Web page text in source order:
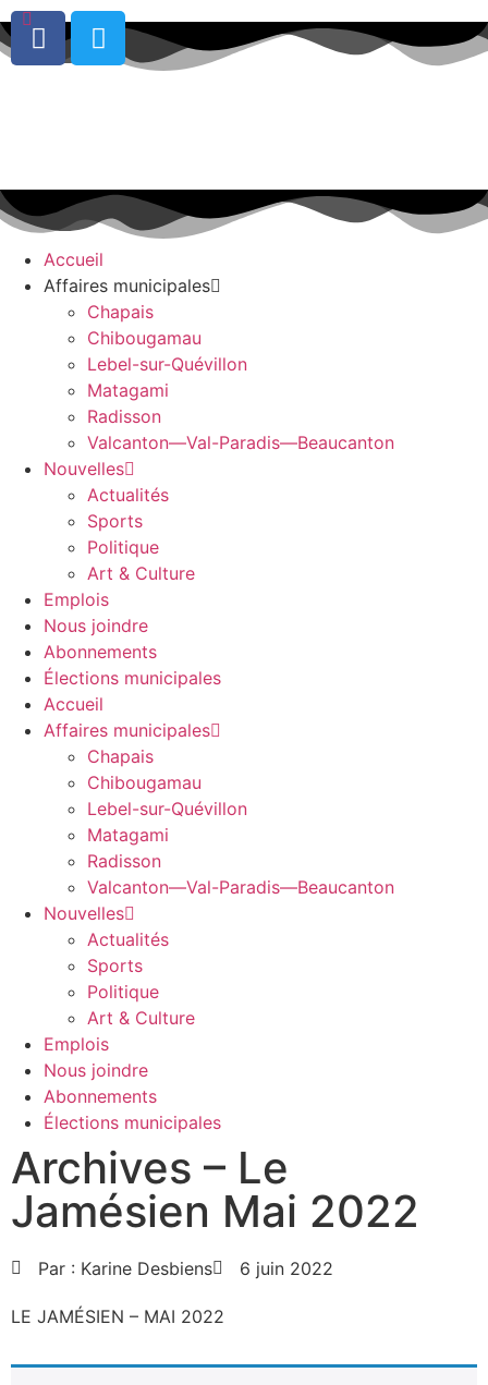
0
Accueil
Affaires municipales
Chapais
Chibougamau
Lebel-sur-Quévillon
Matagami
Radisson
Valcanton—Val-Paradis—Beaucanton
Nouvelles
Actualités
Sports
Politique
Art & Culture
Emplois
Nous joindre
Abonnements
Élections municipales
Accueil
Affaires municipales
Chapais
Chibougamau
Lebel-sur-Quévillon
Matagami
Radisson
Valcanton—Val-Paradis—Beaucanton
Nouvelles
Actualités
Sports
Politique
Art & Culture
Emplois
Nous joindre
Abonnements
Élections municipales
Archives – Le
Jamésien Mai 2022
Par : Karine Desbiens 6 juin 2022
LE JAMÉSIEN – MAI 2022